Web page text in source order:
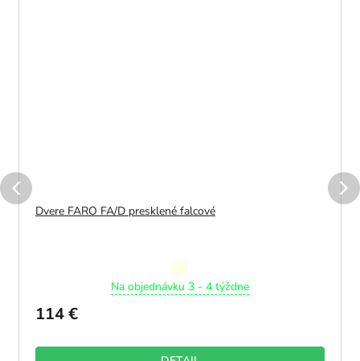
Dvere FARO FA/D presklené falcové
hodnotenie
z
Na objednávku 3 - 4 týždne
114 €